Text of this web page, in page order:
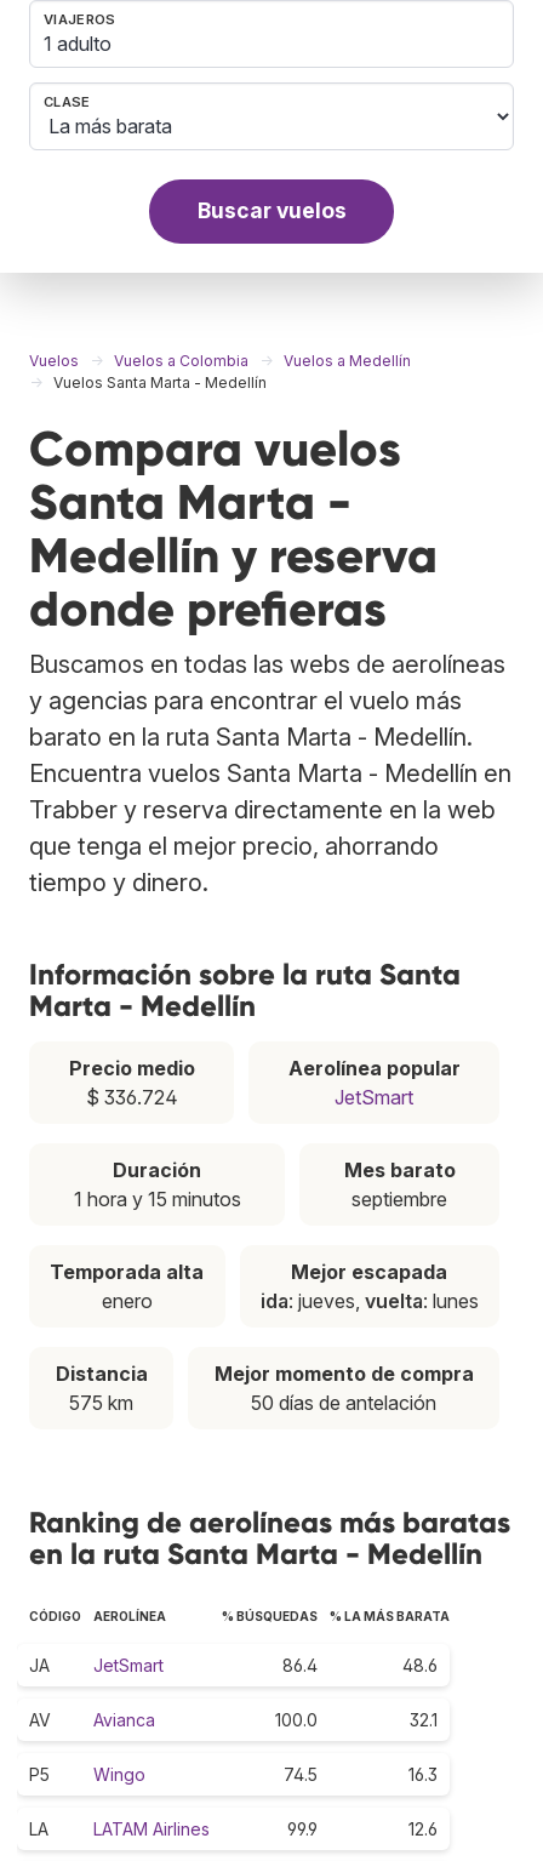
VIAJEROS
1 adulto
CLASE
Buscar vuelos
Vuelos Vuelos a Colombia
Vuelos a Medellín
Vuelos Santa Marta - Medellín
Compara vuelos
Santa Marta -
Medellín y reserva
donde prefieras
Buscamos en todas las webs de aerolíneas
y agencias para encontrar el vuelo más
barato en la ruta Santa Marta - Medellín.
Encuentra vuelos Santa Marta - Medellín en
Trabber y reserva directamente en la web
que tenga el mejor precio, ahorrando
tiempo y dinero.
Información sobre la ruta Santa
Marta - Medellín
Precio medio
$ 336.724
Aerolínea popular
JetSmart
Duración
1 hora y 15 minutos
Mes barato
septiembre
Temporada alta
enero
Mejor escapada
ida: jueves, vuelta: lunes
Distancia
575 km
Mejor momento de compra
50 días de antelación
Ranking de aerolíneas más baratas
en la ruta Santa Marta - Medellín
CÓDIGO AEROLÍNEA % BÚSQUEDAS % LA MÁS BARATA
JA JetSmart 86.4 48.6
AV Avianca 100.0 32.1
P5 Wingo 74.5 16.3
LA LATAM Airlines 99.9 12.6